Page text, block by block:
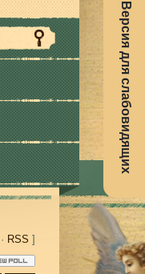
Версия для слабовидящих
· RSS ]